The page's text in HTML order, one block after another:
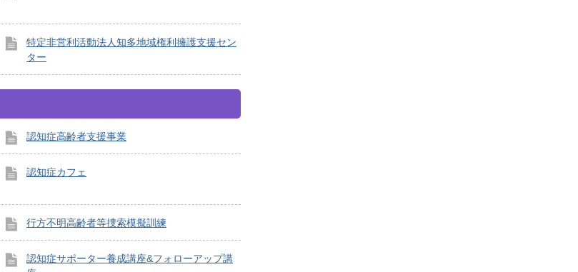
特定非営利活動法人知多地域権利擁護支援セン
ター
認知症高齢者支援事業
認知症カフェ
行方不明高齢者等捜索模擬訓練
認知症サポーター養成講座&フォローアップ講